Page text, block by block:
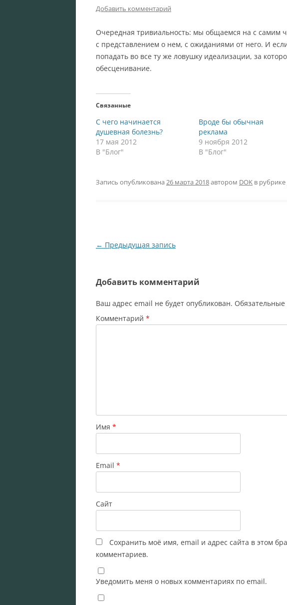
Добавить комментарий
Очередная тривиальность: мы общаемся на с самим
с представлением о нем, с ожиданиями от него. И
попадать во все ту же ловушку идеализации, за
обесценивание.
Связанные
С чего начинается
душевная болезнь?
17 мая 2012
В "Блог"
Вроде бы обычная
реклама
9 ноября 2012
В "Блог"
Запись опубликована 26 марта 2018автором DOK в рубрике
Навигация
← Предыдущая запись
Добавить комментарий
Ваш адрес email не будет опубликован.
Комментарий *
Имя *
Email *
Сайт
Сохранить моё имя, email и адрес сайта в этом
комментариев.
Уведомить меня о новых комментариях по email.